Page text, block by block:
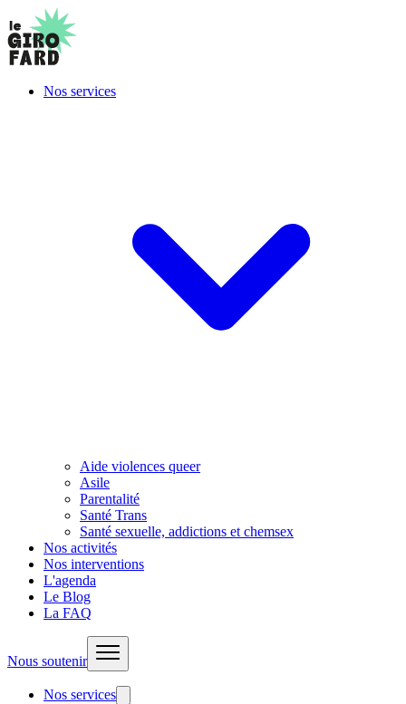
Nos services
Aide violences queer
Asile
Parentalité
Santé Trans
Santé sexuelle, addictions et chemsex
Nos activités
Nos interventions
L'agenda
Le Blog
La FAQ
Nous soutenir
Nos services